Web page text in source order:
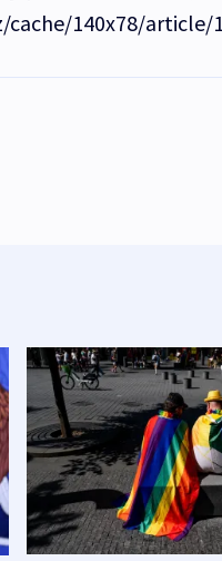
140x78/article/